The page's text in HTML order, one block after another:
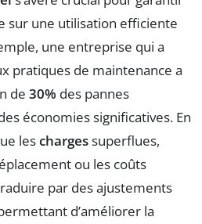
sur une utilisation efficiente
une entreprise qui a
pratiques de maintenance a
de 30% des pannes
économies significatives. En
leschargessuperflues,
ou les coûts
par des ajustements
d’améliorer la